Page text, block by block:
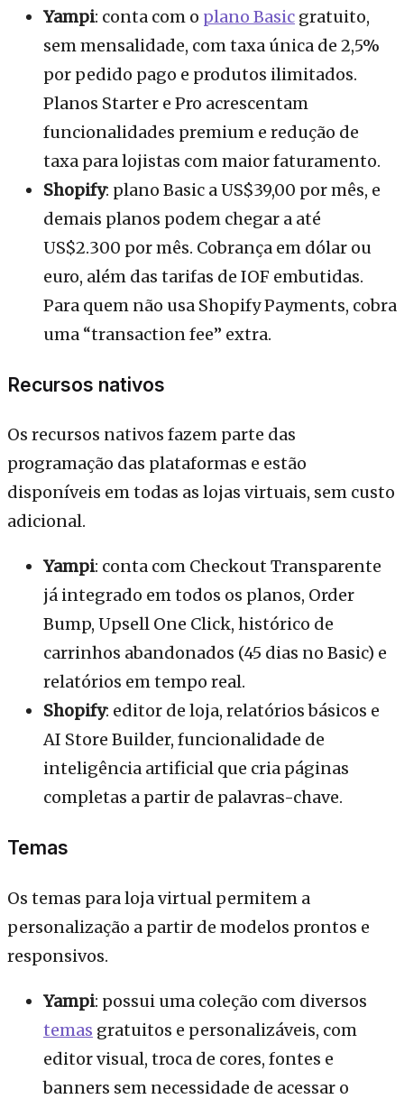
Yampi: conta com o plano Basic gratuito,
sem mensalidade, com taxa única de 2,5%
por pedido pago e produtos ilimitados.
Planos Starter e Pro acrescentam
funcionalidades premium e redução de
taxa para lojistas com maior faturamento.
Shopify: plano Basic a US$39,00 por mês, e
demais planos podem chegar a até
US$2.300 por mês. Cobrança em dólar ou
euro, além das tarifas de IOF embutidas.
Para quem não usa Shopify Payments, cobra
uma “transaction fee” extra.
Recursos nativos
Os recursos nativos fazem parte das
programação das plataformas e estão
disponíveis em todas as lojas virtuais, sem custo
adicional.
Yampi: conta com Checkout Transparente
já integrado em todos os planos, Order
Bump, Upsell One Click, histórico de
carrinhos abandonados (45 dias no Basic) e
relatórios em tempo real.
Shopify: editor de loja, relatórios básicos e
AI Store Builder, funcionalidade de
inteligência artificial que cria páginas
completas a partir de palavras-chave.
Temas
Os temas para loja virtual permitem a
personalização a partir de modelos prontos e
responsivos.
Yampi: possui uma coleção com diversos
temas gratuitos e personalizáveis, com
editor visual, troca de cores, fontes e
banners sem necessidade de acessar o